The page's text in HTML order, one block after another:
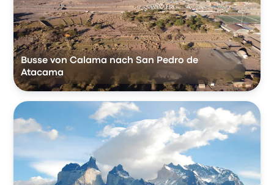
Busse von Calama nach San Pedro de
Atacama